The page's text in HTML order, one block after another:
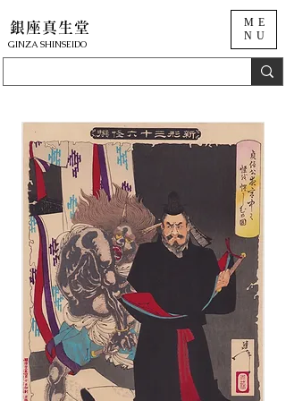
ME
NU
銀座真生堂
​GINZA SHINSEIDO